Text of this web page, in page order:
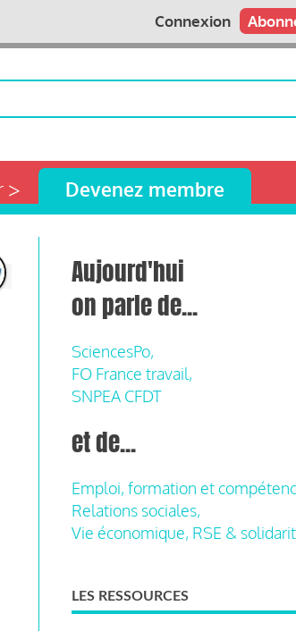
Connexion
> Devenez membre
Aujourd'hui
on parle de...
SciencesPo,
FO France travail,
SNPEA CFDT
et de...
Emploi, formation et
Relations sociales,
Vie économique, RSE &
LES RESSOURCES